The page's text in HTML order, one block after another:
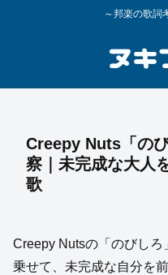
～邦楽の歌詞
Creepy Nuts「の
察｜未完成な大人
歌
Creepy Nutsの「のびし
乗せて、未完成な自分を